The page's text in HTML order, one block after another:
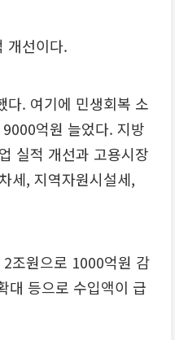
개선이다.
. 여기에 민생회복 소
억원 늘었다. 지방
실적 개선과 고용시장
세, 지역자원시설세,
조원으로 1000억원 감
대 등으로 수입액이 급